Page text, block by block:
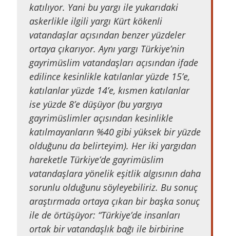
katılıyor. Yani bu yargı ile yukarıdaki
askerlikle ilgili yargı Kürt kökenli
vatandaşlar açısından benzer yüzdeler
ortaya çıkarıyor. Aynı yargı Türkiye’nin
gayrimüslim vatandaşları açısından ifade
edilince kesinlikle katılanlar yüzde 15’e,
katılanlar yüzde 14’e, kısmen katılanlar
ise yüzde 8’e düşüyor (bu yargıya
gayrimüslimler açısından kesinlikle
katılmayanların %40 gibi yüksek bir yüzde
olduğunu da belirteyim). Her iki yargıdan
hareketle Türkiye’de gayrimüslim
vatandaşlara yönelik eşitlik algısının daha
sorunlu olduğunu söyleyebiliriz. Bu sonuç
araştırmada ortaya çıkan bir başka sonuç
ile de örtüşüyor: “Türkiye’de insanları
ortak bir vatandaşlık bağı ile birbirine